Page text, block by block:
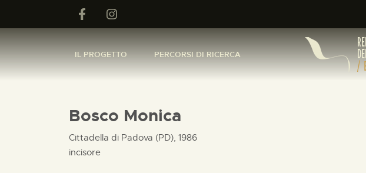
IL PROGETTO PERCORSI DI RICERCA
Bosco Monica
Cittadella di Padova (PD), 1986
incisore